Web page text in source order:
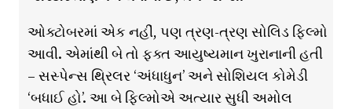
ઓક્ટોબરમાં એક નહીં, પણ ત્રણ-ત્રણ સોલિડ ફિલ્મો
આવી. એમાંથી બે તો ફક્ત આયુષ્યમાન ખુરાનાની હતી
– સસ્પેન્સ થ્રિલર ‘અંધાધુન’ અને સોશિયલ કોમેડી
‘બધાઈ હો’. આ બે ફિલ્મોએ અત્યાર સુધી અમોલ